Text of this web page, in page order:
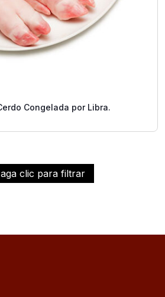
clic para filtrar
Congelada por Libra.